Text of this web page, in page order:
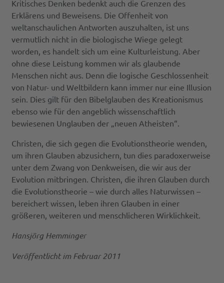
Kritisches Denken bedenkt auch die Grenzen des
Erklärens und Beweisens. Die Offenheit von
weltanschaulichen Antworten auszuhalten, ist uns
vermutlich nicht in die biologische Wiege gelegt
worden, es handelt sich um eine Kulturleistung. Aber
ohne diese Leistung kommen wir als glaubende
Menschen nicht aus. Denn die logische Geschlossenheit
von Natur- und Weltbildern kann immer nur eine Illusion
sein. Dies gilt für den Bibelglauben des Kreationismus
ebenso wie für den angeblich wissenschaftlich
bewiesenen Unglauben der „neuen Atheisten“.
Christen, die sich gegen die Evolutionstheorie wenden,
um ihren Glauben abzusichern, tun dies paradoxerweise
unter dem Zwang von Denkweisen, die wir aus der
Evolution mitbringen. Christen, die ihren Glauben durch
die Evolutionstheorie – wie durch alles Naturwissen –
bereichert wissen, leben ihren Glauben in einer
größeren, weiteren und menschlicheren Wirklichkeit.
Hansjörg Hemminger
Veröffentlicht im Februar 2011